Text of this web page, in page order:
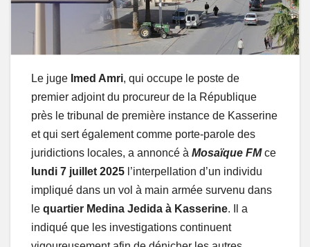
Le juge Imed Amri, qui occupe le poste de
premier adjoint du procureur de la République
près le tribunal de première instance de Kasserine
et qui sert également comme porte-parole des
juridictions locales, a annoncé à Mosaïque FMce
lundi 7 juillet 2025 l’interpellation d’un individu
impliqué dans un vol à main armée survenu dans
le quartier Medina Jedida à Kasserine. Il a
indiqué que les investigations continuent